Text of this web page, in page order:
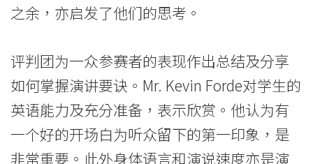
际
学
院
之余，亦启发了他们的思考。
评判团为一众参赛者的表现作出总结及分享
如何掌握演讲要诀。Mr. Kevin Forde对学生的
英语能力及充分准备，表示欣赏。他认为有
一个好的开场白为听众留下的第一印象，是
非常重要。此外身体语言和演说速度亦是演